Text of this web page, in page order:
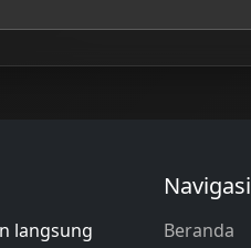
langsung
Navigasi
Beranda